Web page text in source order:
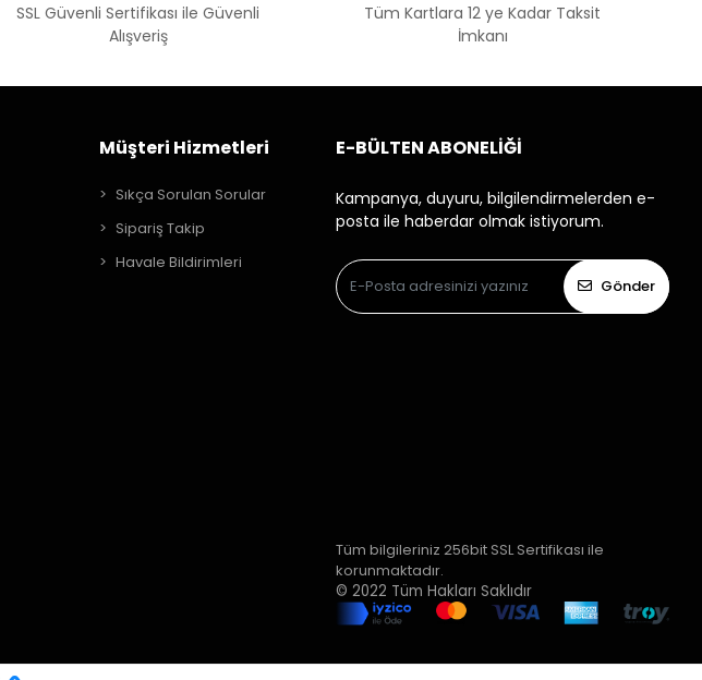
SSL Güvenli Sertifikası ile Güvenli
Alışveriş
Tüm Kartlara 12 ye Kadar Taksit
İmkanı
Müşteri Hizmetleri
Sıkça Sorulan Sorular
Sipariş Takip
Havale Bildirimleri
E-BÜLTEN ABONELİĞİ
Kampanya, duyuru, bilgilendirmelerden e-
posta ile haberdar olmak istiyorum.
Gönder
Tüm bilgileriniz 256bit SSL Sertifikası ile
korunmaktadır.
© 2022 Tüm Hakları Saklıdır